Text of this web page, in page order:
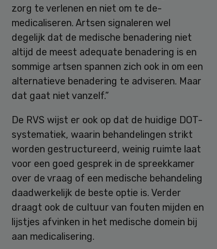
zorg te verlenen en niet om te de-
medicaliseren. Artsen signaleren wel
degelijk dat de medische benadering niet
altijd de meest adequate benadering is en
sommige artsen spannen zich ook in om een
alternatieve benadering te adviseren. Maar
dat gaat niet vanzelf.”
De RVS wijst er ook op dat de huidige DOT-
systematiek, waarin behandelingen strikt
worden gestructureerd, weinig ruimte laat
voor een goed gesprek in de spreekkamer
over de vraag of een medische behandeling
daadwerkelijk de beste optie is. Verder
draagt ook de cultuur van fouten mijden en
lijstjes afvinken in het medische domein bij
aan medicalisering.